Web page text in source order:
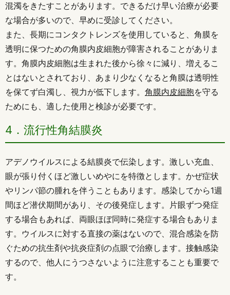
混濁をきたすことがあります。できるだけ早い治療が必要
な場合が多いので、早めに受診してください。
また、長期にコンタクトレンズを使用していると、角膜を
透明に保つための角膜内皮細胞が障害されることがありま
す。角膜内皮細胞は生まれた後から徐々に減り、増えるこ
とはないとされており、あまり少なくなると角膜は透明性
を保てず白濁し、視力が低下します。 角膜内皮細胞を守る
ためにも、適した使用と検診が必要です。
4．流行性角結膜炎
アデノウイルスによる結膜炎で伝染します。激しい充血、
眼が張り付くほど激しいめやにを特徴とします。かぜ症状
やリンパ節の腫れを伴うこともあります。感染してから1週
間ほど潜伏期間があり、その後発症します。片眼ずつ発症
する場合もあれば、両眼ほぼ同時に発症する場合もありま
す。ウイルスに対する直接の薬はないので、混合感染を防
ぐための抗生剤や抗炎症剤の点眼で治療します。接触感染
するので、他人にうつさないように注意することも重要で
す。